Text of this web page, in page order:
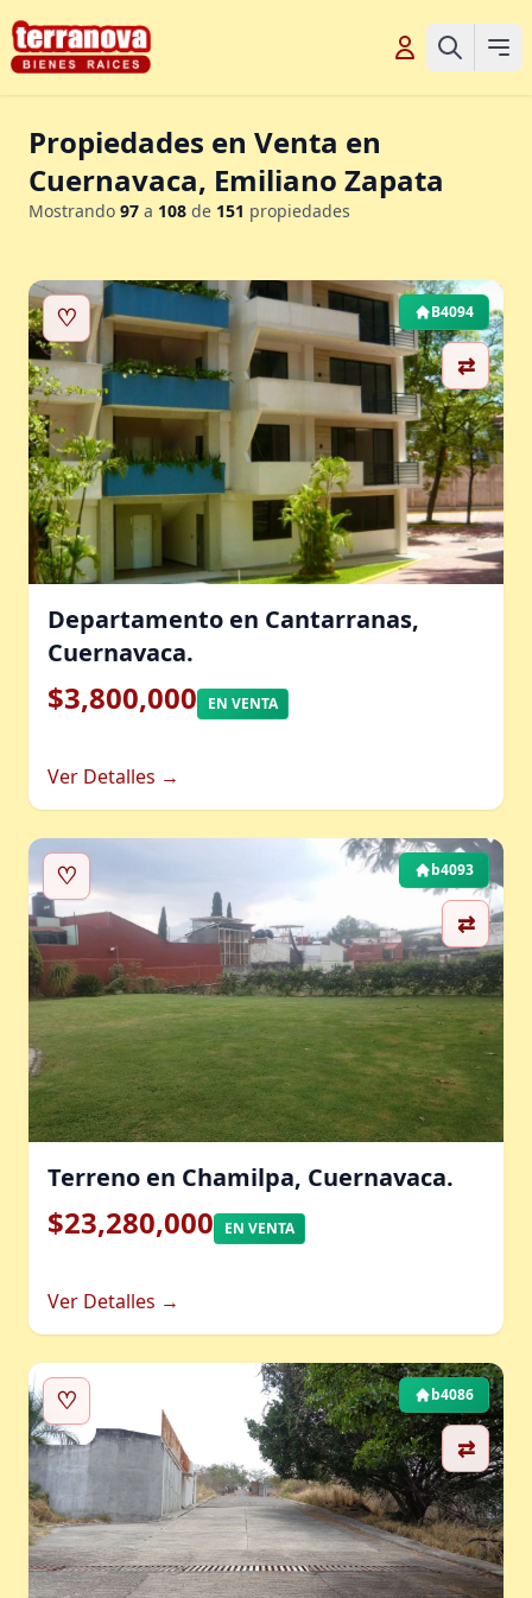
Propiedades en Venta en
Cuernavaca, Emiliano Zapata
Mostrando 97 a 108 de 151 propiedades
♡
⇄
B4094
Departamento en Cantarranas,
Cuernavaca.
$3,800,000 EN VENTA
Ver Detalles →
♡
⇄
b4093
Terreno en Chamilpa, Cuernavaca.
$23,280,000 EN VENTA
Ver Detalles →
♡
⇄
b4086